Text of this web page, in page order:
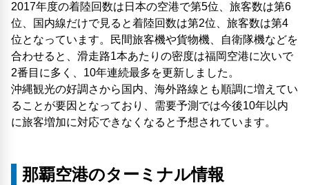
2017年度の着陸回数は日本の空港で第5位、旅客数は第6
位、国内線だけで見ると着陸回数は第2位、旅客数は第4
位となっています。民間旅客機や貨物機、自衛隊機などを
合わせると、滑走路1本あたりの密度は福岡空港に次いで
2番目に多く、10年連続最多を更新しました。
沖縄観光の好調さから国内、海外路線とも順調に増えてい
ることが要因となっており、需要予測では今後10年以内
に旅客増加に対応できなくなると予想されています。
那覇空港のターミナル情報